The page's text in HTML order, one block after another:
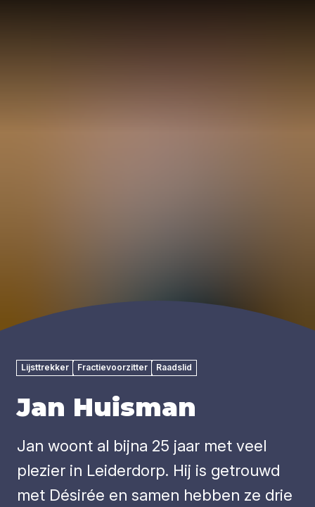
Lijsttrekker Fractievoorzitter Raadslid
Jan Huisman
Jan woont al bijna 25 jaar met veel
plezier in Leiderdorp. Hij is getrouwd
met Désirée en samen hebben ze drie